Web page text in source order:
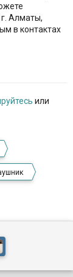
Алматы,
в контактах
или